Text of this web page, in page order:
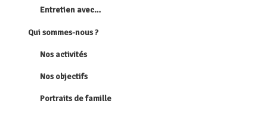
Entretien avec…
Qui sommes-nous ?
Nos activités
Nos objectifs
Portraits de famille